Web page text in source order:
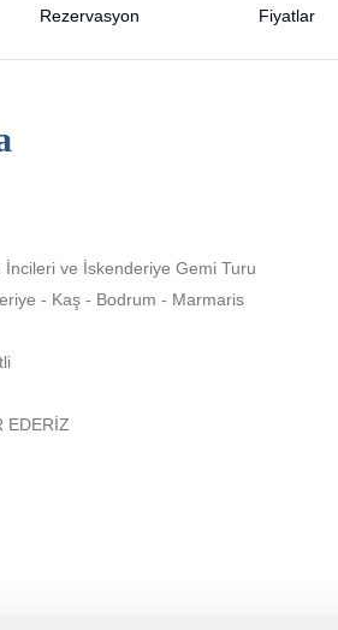
Rezervasyon Fiyatlar
ve İskenderiye Gemi Turu
- Kaş - Bodrum - Marmaris
EDERİZ